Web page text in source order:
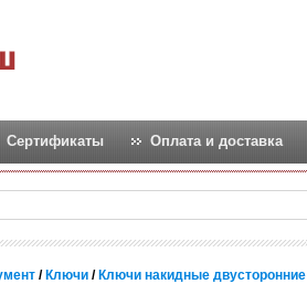
Сертификаты Оплата и доставка
/ Ключи / Ключи накидные двусторонние